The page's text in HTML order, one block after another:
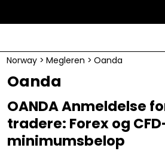
Norway > Megleren > Oanda
Oanda
OANDA Anmeldelse
tradere: Forex og
minimumsbelop